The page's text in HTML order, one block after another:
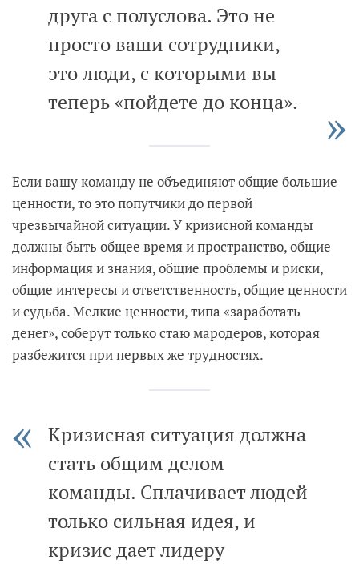
друга с полуслова. Это не
просто ваши сотрудники,
это люди, с которыми вы
теперь «пойдете до конца».
Если вашу команду не объединяют общие большие
ценности, то это попутчики до первой
чрезвычайной ситуации. У кризисной команды
должны быть общее время и пространство, общие
информация и знания, общие проблемы и риски,
общие интересы и ответственность, общие ценности
и судьба. Мелкие ценности, типа «заработать
денег», соберут только стаю мародеров, которая
разбежится при первых же трудностях.
Кризисная ситуация должна
стать общим делом
команды. Сплачивает людей
только сильная идея, и
кризис дает лидеру